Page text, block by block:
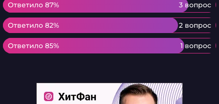
Ответило 87% 3 вопрос
Ответило 87%
Ответило 82% 2 вопрос
Ответило 82%
Ответило 85% 1 вопрос
Ответило 85%